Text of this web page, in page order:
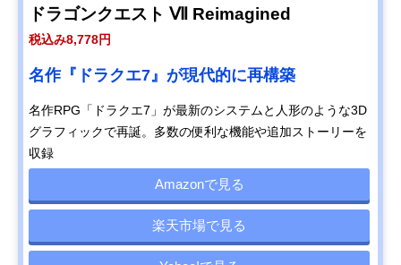
ドラゴンクエスト Ⅶ Reimagined
税込み8,778円
名作『ドラクエ7』が現代的に再構築
名作RPG「ドラクエ7」が最新のシステムと人形のような3D
グラフィックで再誕。多数の便利な機能や追加ストーリーを
収録
Amazonで見る
楽天市場で見る